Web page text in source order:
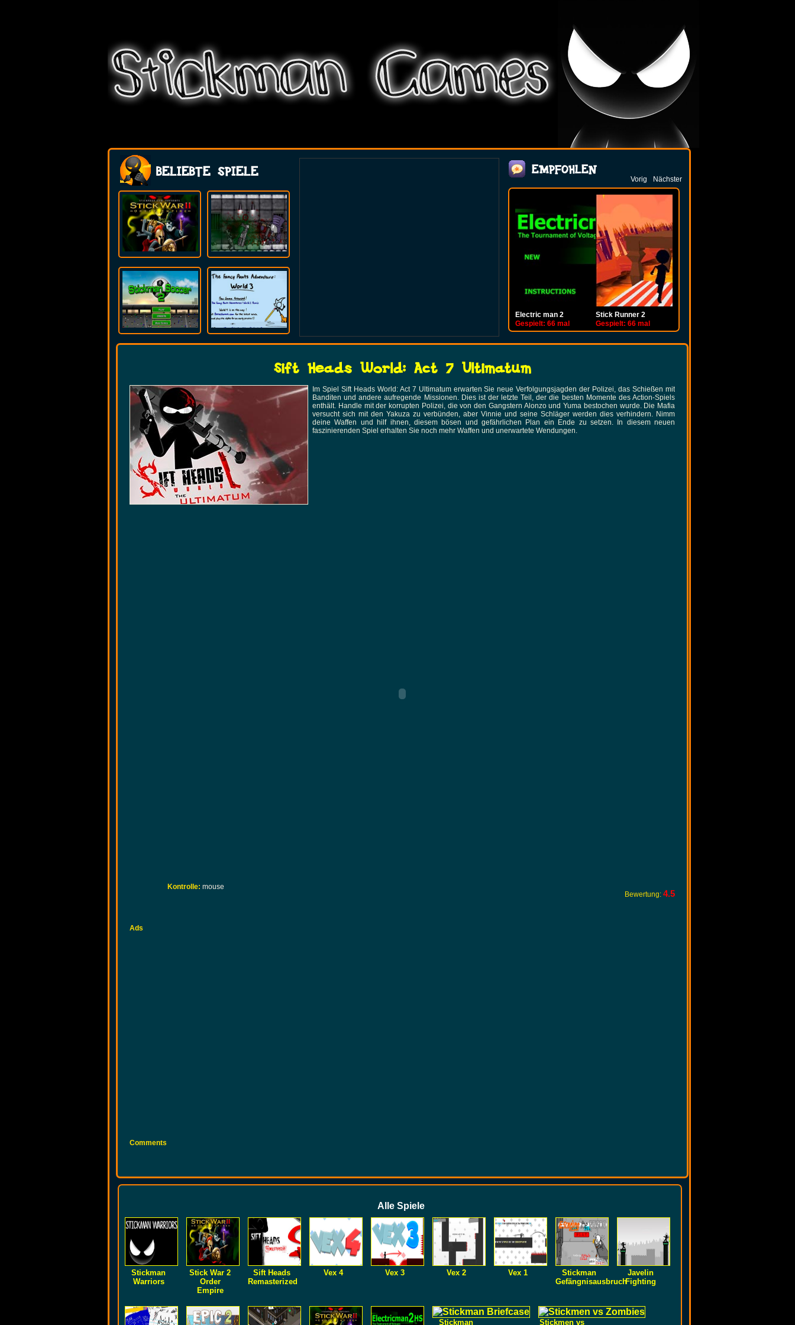
BELIEBTE SPIELE EMPFOHLEN
Nächster
Vorig
Electric man 2
Gespielt: 66 mal
Stick Runner 2
Gespielt: 66 mal
Sift Heads World: Act 7 Ultimatum
Im Spiel Sift Heads World: Act 7 Ultimatum erwarten Sie neue Verfolgungsjagden der Polizei, das Schießen mit
Banditen und andere aufregende Missionen. Dies ist der letzte Teil, der die besten Momente des Action-Spiels
enthält. Handle mit der korrupten Polizei, die von den Gangstern Alonzo und Yuma bestochen wurde. Die Mafia
versucht sich mit den Yakuza zu verbünden, aber Vinnie und seine Schläger werden dies verhindern. Nimm
deine Waffen und hilf ihnen, diesem bösen und gefährlichen Plan ein Ende zu setzen. In diesem neuen
faszinierenden Spiel erhalten Sie noch mehr Waffen und unerwartete Wendungen.
Kontrolle: mouse
Bewertung: 4.5
Ads
Comments
Alle Spiele
Stickman
Warriors
Stick War 2
Order
Empire
Sift Heads
Remasterized
Vex 4 Vex 3 Vex 2 Vex 1
Stickman
Gefängnisausbruch
Javelin
Fighting
Stickman Stickmen vs